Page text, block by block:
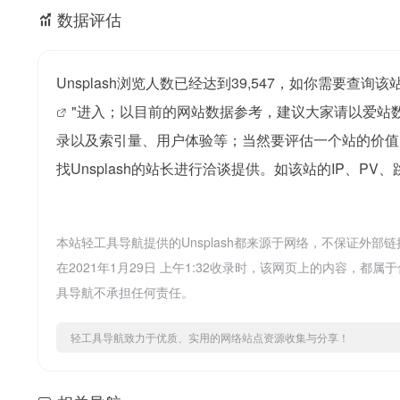
数据评估
Unsplash浏览人数已经达到39,547，如你需要查询该
"进入；以目前的网站数据参考，建议大家请以爱
录以及索引量、用户体验等；当然要评估一个站的价
找Unsplash的站长进行洽谈提供。如该站的IP、PV、
本站轻工具导航提供的Unsplash都来源于网络，不保证外部
在2021年1月29日 上午1:32收录时，该网页上的内容，都属
具导航不承担任何责任。
轻工具导航致力于优质、实用的网络站点资源收集与分享！